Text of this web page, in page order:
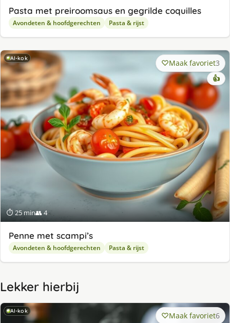
Pasta met preiroomsaus en gegrilde coquilles
Avondeten & hoofdgerechten Pasta & rijst
AI-kok
⏱ 25 min👥 4
Maak favoriet3
👍
Penne met scampi’s
Avondeten & hoofdgerechten Pasta & rijst
Lekker hierbij
AI-kok Maak favoriet6